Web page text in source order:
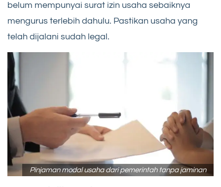
belum mempunyai surat izin usaha sebaiknya
mengurus terlebih dahulu. Pastikan usaha yang
telah dijalani sudah legal.
Pinjaman modal usaha dari pemerintah tanpa jaminan